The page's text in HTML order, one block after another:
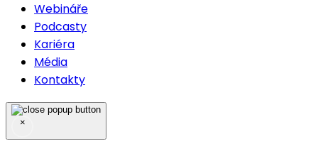
Webináře
Podcasty
Kariéra
Média
Kontakty
×